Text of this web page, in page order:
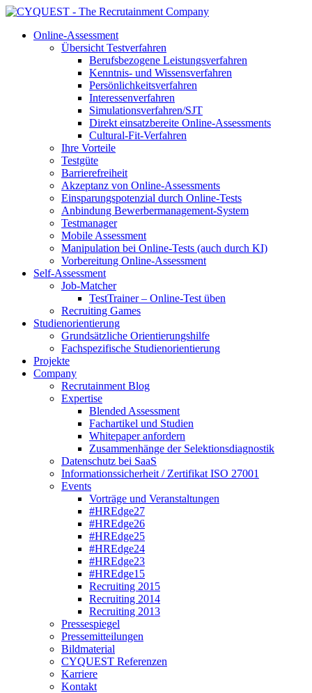
Online-Assessment
Übersicht Testverfahren
Berufsbezogene Leistungsverfahren
Kenntnis- und Wissensverfahren
Persönlichkeitsverfahren
Interessenverfahren
Simulationsverfahren/SJT
Direkt einsatzbereite Online-Assessments
Cultural-Fit-Verfahren
Ihre Vorteile
Testgüte
Barrierefreiheit
Akzeptanz von Online-Assessments
Einsparungspotenzial durch Online-Tests
Anbindung Bewerbermanagement-System
Testmanager
Mobile Assessment
Manipulation bei Online-Tests (auch durch KI)
Vorbereitung Online-Assessment
Self-Assessment
Job-Matcher
TestTrainer – Online-Test üben
Recruiting Games
Studienorientierung
Grundsätzliche Orientierungshilfe
Fachspezifische Studienorientierung
Projekte
Company
Recrutainment Blog
Expertise
Blended Assessment
Fachartikel und Studien
Whitepaper anfordern
Zusammenhänge der Selektionsdiagnostik
Datenschutz bei SaaS
Informationssicherheit / Zertifikat ISO 27001
Events
Vorträge und Veranstaltungen
#HREdge27
#HREdge26
#HREdge25
#HREdge24
#HREdge23
#HREdge15
Recruiting 2015
Recruiting 2014
Recruiting 2013
Pressespiegel
Pressemitteilungen
Bildmaterial
CYQUEST Referenzen
Karriere
Kontakt